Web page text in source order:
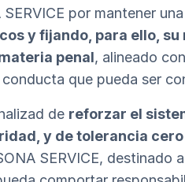
por mantener una
y fijando, para ello,
penal, alineado
que pueda ser
de reforzar el
y de tolerancia
SERVICE, destinado